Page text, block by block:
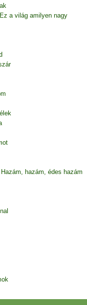
a világ amilyen nagy
hazám, édes hazám